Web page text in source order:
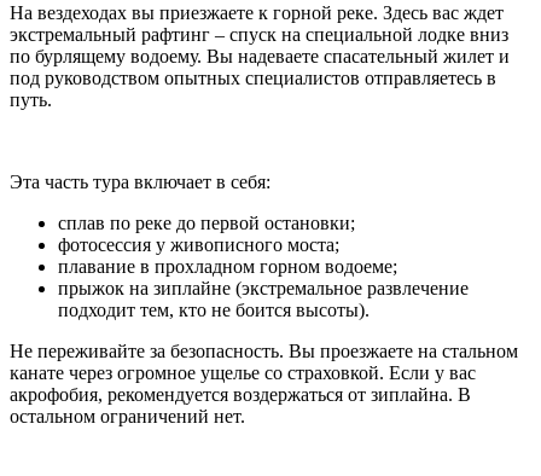
На вездеходах вы приезжаете к горной реке. Здесь вас ждет
экстремальный рафтинг – спуск на специальной лодке вниз
по бурлящему водоему. Вы надеваете спасательный жилет и
под руководством опытных специалистов отправляетесь в
путь.
Эта часть тура включает в себя:
сплав по реке до первой остановки;
фотосессия у живописного моста;
плавание в прохладном горном водоеме;
прыжок на зиплайне (экстремальное развлечение
подходит тем, кто не боится высоты).
Не переживайте за безопасность. Вы проезжаете на стальном
канате через огромное ущелье со страховкой. Если у вас
акрофобия, рекомендуется воздержаться от зиплайна. В
остальном ограничений нет.